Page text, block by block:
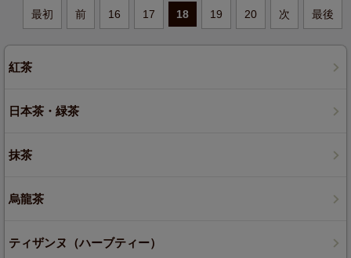
最初 前 16 17 18 19 20 次 最後
紅茶
日本茶・緑茶
抹茶
烏龍茶
ティザンヌ（ハーブティー）